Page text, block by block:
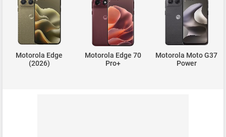
Motorola Edge
(2026)
Motorola Edge 70
Pro+
Motorola Moto G37
Power